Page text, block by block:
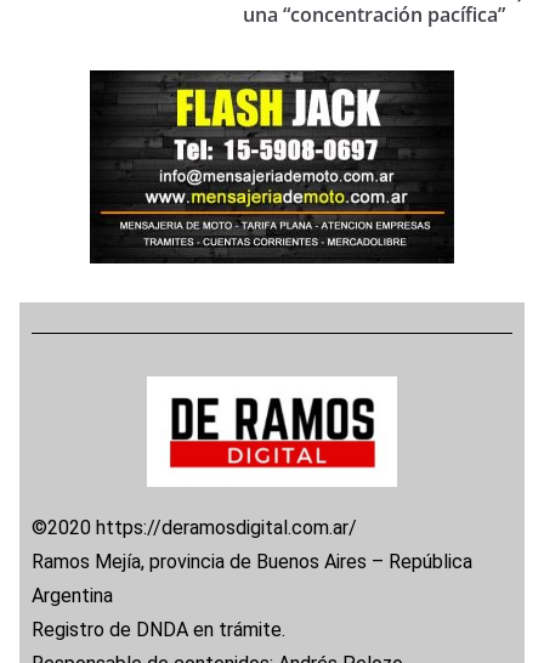
una “concentración pacífica”
©2020 https://deramosdigital.com.ar/
Ramos Mejía, provincia de Buenos Aires – República
Argentina
Registro de DNDA en trámite.